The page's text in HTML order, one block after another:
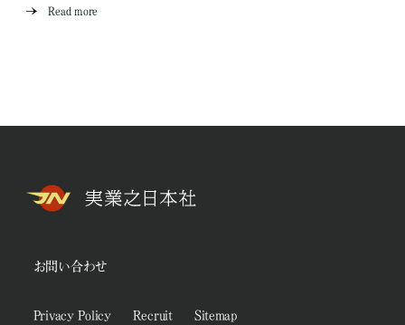
Read more
お問い合わせ
Privacy Policy Recruit Sitemap